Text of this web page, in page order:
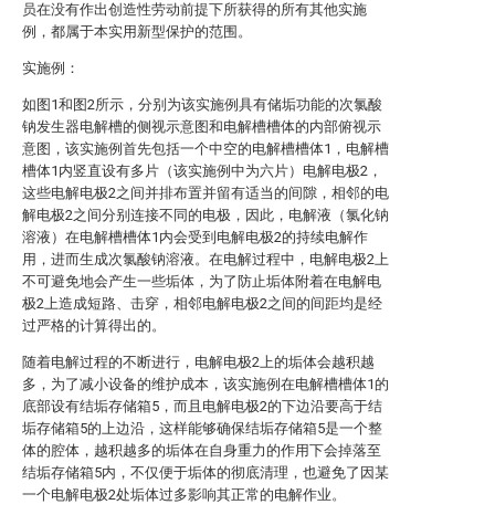
员在没有作出创造性劳动前提下所获得的所有其他实施
例，都属于本实用新型保护的范围。
实施例：
如图1和图2所示，分别为该实施例具有储垢功能的次氯酸
钠发生器电解槽的侧视示意图和电解槽槽体的内部俯视示
意图，该实施例首先包括一个中空的电解槽槽体1，电解槽
槽体1内竖直设有多片（该实施例中为六片）电解电极2，
这些电解电极2之间并排布置并留有适当的间隙，相邻的电
解电极2之间分别连接不同的电极，因此，电解液（氯化钠
溶液）在电解槽槽体1内会受到电解电极2的持续电解作
用，进而生成次氯酸钠溶液。在电解过程中，电解电极2上
不可避免地会产生一些垢体，为了防止垢体附着在电解电
极2上造成短路、击穿，相邻电解电极2之间的间距均是经
过严格的计算得出的。
随着电解过程的不断进行，电解电极2上的垢体会越积越
多，为了减小设备的维护成本，该实施例在电解槽槽体1的
底部设有结垢存储箱5，而且电解电极2的下边沿要高于结
垢存储箱5的上边沿，这样能够确保结垢存储箱5是一个整
体的腔体，越积越多的垢体在自身重力的作用下会掉落至
结垢存储箱5内，不仅便于垢体的彻底清理，也避免了因某
一个电解电极2处垢体过多影响其正常的电解作业。